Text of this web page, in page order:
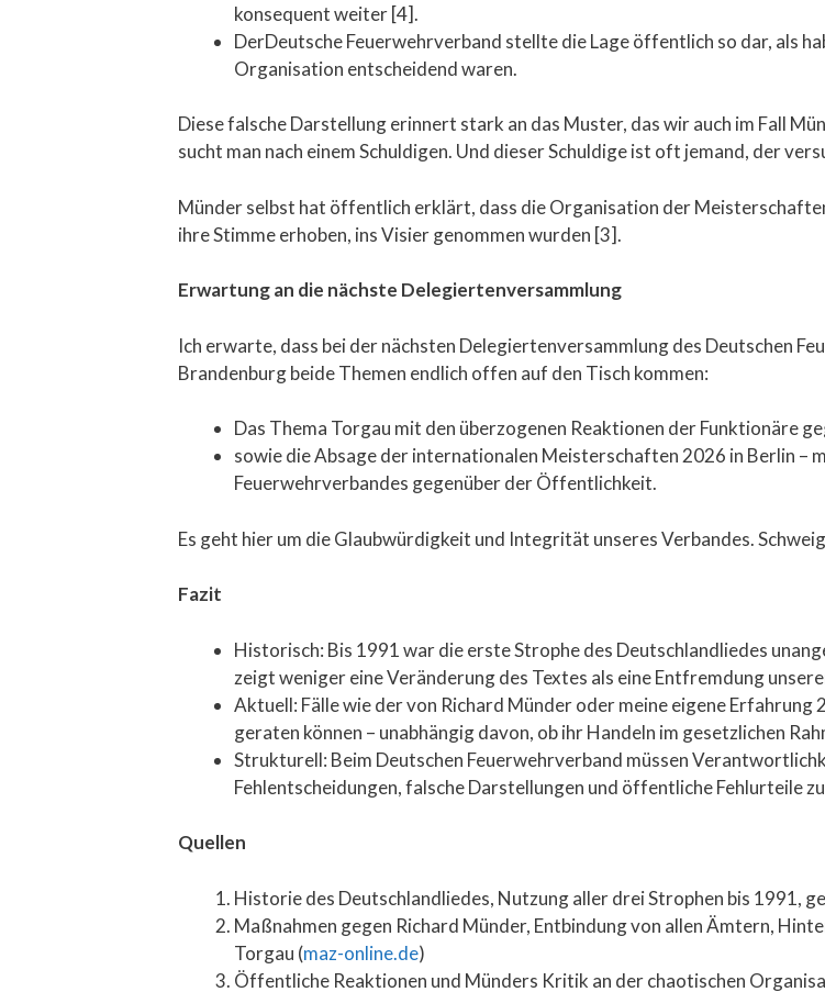
konsequent weiter [4].
DerDeutsche Feuerwehrverband stellte die Lage öffentlich so dar, als
Organisation entscheidend waren.
Diese falsche Darstellung erinnert stark an das Muster, das wir auch im Fall
sucht man nach einem Schuldigen. Und dieser Schuldige ist oft jemand, der
Münder selbst hat öffentlich erklärt, dass die Organisation der
ihre Stimme erhoben, ins Visier genommen wurden [3].
Erwartung an die nächste Delegiertenversammlung
Ich erwarte, dass bei der nächsten Delegiertenversammlung des Deutschen
Brandenburg beide Themen endlich offen auf den Tisch kommen:
Das Thema Torgau mit den überzogenen Reaktionen der Funktionäre
sowie die Absage der internationalen Meisterschaften 2026 in Berlin –
Feuerwehrverbandes gegenüber der Öffentlichkeit.
Es geht hier um die Glaubwürdigkeit und Integrität unseres Verbandes.
Fazit
Historisch: Bis 1991 war die erste Strophe des Deutschlandliedes
zeigt weniger eine Veränderung des Textes als eine Entfremdung
Aktuell: Fälle wie der von Richard Münder oder meine eigene
geraten können – unabhängig davon, ob ihr Handeln im gesetzlichen
Strukturell: Beim Deutschen Feuerwehrverband müssen
Fehlentscheidungen, falsche Darstellungen und öffentliche Fehlurteile
Quellen
Historie des Deutschlandliedes, Nutzung aller drei Strophen bis 1991,
Maßnahmen gegen Richard Münder, Entbindung von allen Ämtern,
Torgau (maz-online.de)
Öffentliche Reaktionen und Münders Kritik an der chaotischen